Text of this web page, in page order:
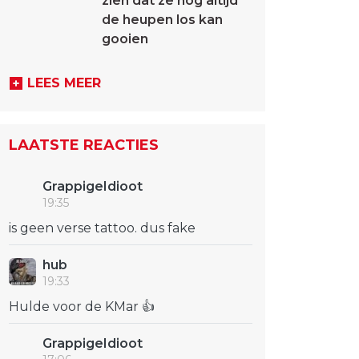
de heupen los kan
gooien
LEES MEER
LAATSTE REACTIES
GrappigeIdioot
19:35
is geen verse tattoo. dus fake
hub
19:33
Hulde voor de KMar 👍
GrappigeIdioot